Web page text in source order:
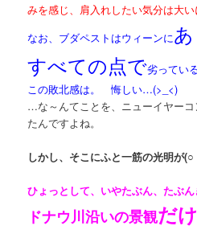
みを感じ、肩入れしたい気分は大い
なお、ブダペストはウィーンに
すべての点で劣ってい
この敗北感は。 悔しい…(>_<)
…な～んてことを、ニューイヤー
たんですよね。
しかし、そこにふと一筋の光明が
ひょっとして、いやたぶん、たぶん
ドナウ川沿いの景観だけ